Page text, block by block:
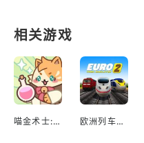
相关游戏
喵金术士:猫咪合并大亨 欧洲列车模拟2